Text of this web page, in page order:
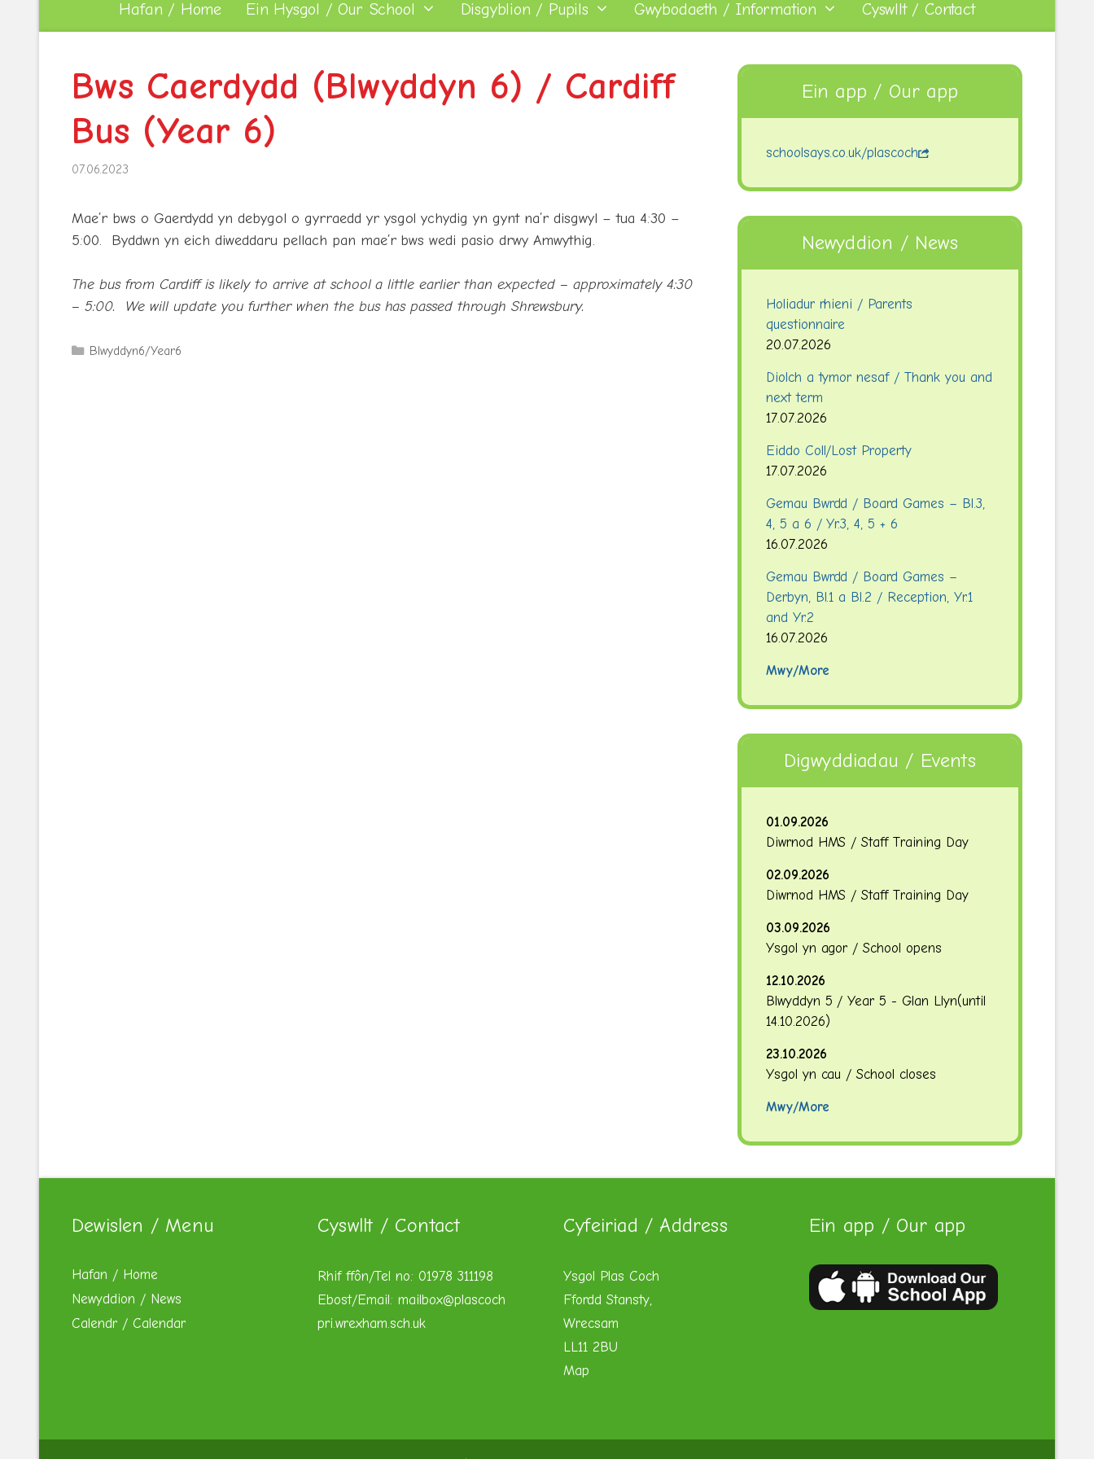
Hafan / Home Ein Hysgol / Our School Disgyblion / Pupils Gwybodaeth / Information Cyswllt / Contact
Bws Caerdydd (Blwyddyn 6) / Cardiff
Bus (Year 6)
07.06.2023
Mae’r bws o Gaerdydd yn debygol o gyrraedd yr ysgol ychydig yn gynt na’r disgwyl – tua 4:30 –
5:00. Byddwn yn eich diweddaru pellach pan mae’r bws wedi pasio drwy Amwythig.
The bus from Cardiff is likely to arrive at school a little earlier than expected – approximately 4:30
– 5:00. We will update you further when the bus has passed through Shrewsbury.
Categories
Blwyddyn6/Year6
Ein app / Our app
schoolsays.co.uk/plascoch
Newyddion / News
Holiadur rhieni / Parents
questionnaire
20.07.2026
Diolch a tymor nesaf / Thank you and
next term
17.07.2026
Eiddo Coll/Lost Property
17.07.2026
Gemau Bwrdd / Board Games – Bl.3,
4, 5 a 6 / Yr.3, 4, 5 + 6
16.07.2026
Gemau Bwrdd / Board Games –
Derbyn, Bl.1 a Bl.2 / Reception, Yr.1
and Yr.2
16.07.2026
Mwy/More
Digwyddiadau / Events
01.09.2026
Diwrnod HMS / Staff Training Day
02.09.2026
Diwrnod HMS / Staff Training Day
03.09.2026
Ysgol yn agor / School opens
12.10.2026
Blwyddyn 5 / Year 5 - Glan Llyn(until
14.10.2026)
23.10.2026
Ysgol yn cau / School closes
Mwy/More
Dewislen / Menu
Hafan / Home
Newyddion / News
Calendr / Calendar
Cyswllt / Contact
Rhif ffôn/Tel no: 01978 311198
Ebost/Email: mailbox@plascoch
pri.wrexham.sch.uk
Cyfeiriad / Address
Ysgol Plas Coch
Ffordd Stansty,
Wrecsam
LL11 2BU
Map
Ein app / Our app